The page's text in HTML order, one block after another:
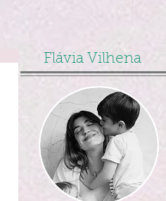
Flávia Vilhena